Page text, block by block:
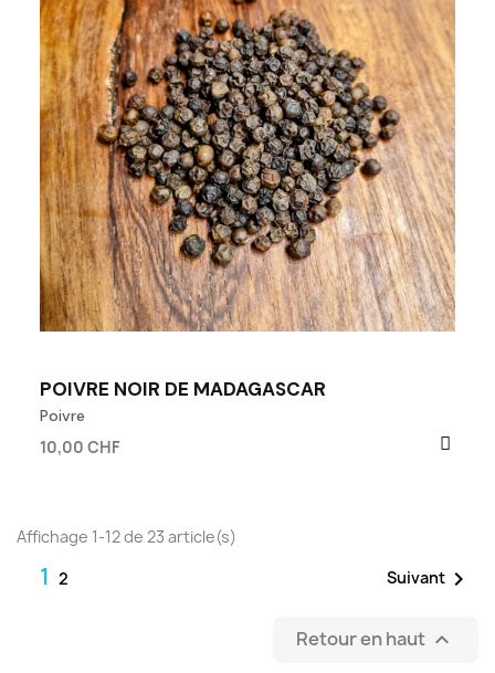
POIVRE NOIR DE MADAGASCAR
Poivre
10,00 CHF
Affichage 1-12 de 23 article(s)
1 2 Suivant 
Retour en haut 